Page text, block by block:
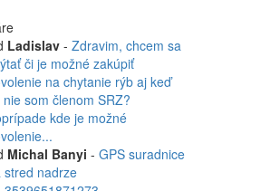
Ladislav - Zdravim, chcem sa
či je možné zakúpiť
na chytanie rýb aj keď
nie som členom SRZ?
kde je možné
Michal Banyi - GPS suradnice
stred nadrze